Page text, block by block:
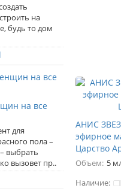
на
будь то дом
на все
для
пола –
выбрать
вызовет пр..
АНИС
эфирное
Царство
Объем: 5
Наличие: